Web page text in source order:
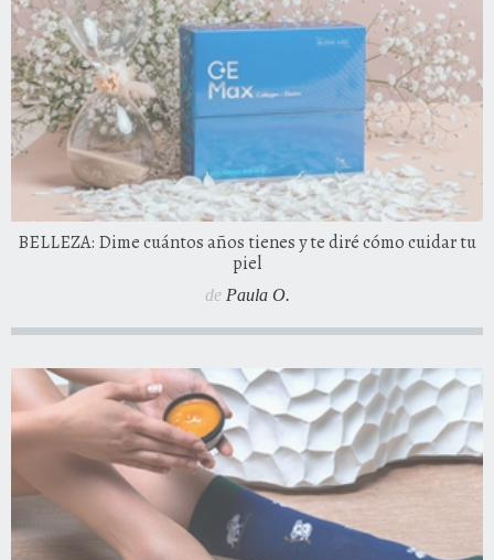
BELLEZA: Dime cuántos años tienes y te diré cómo cuidar tu
piel
de Paula O.